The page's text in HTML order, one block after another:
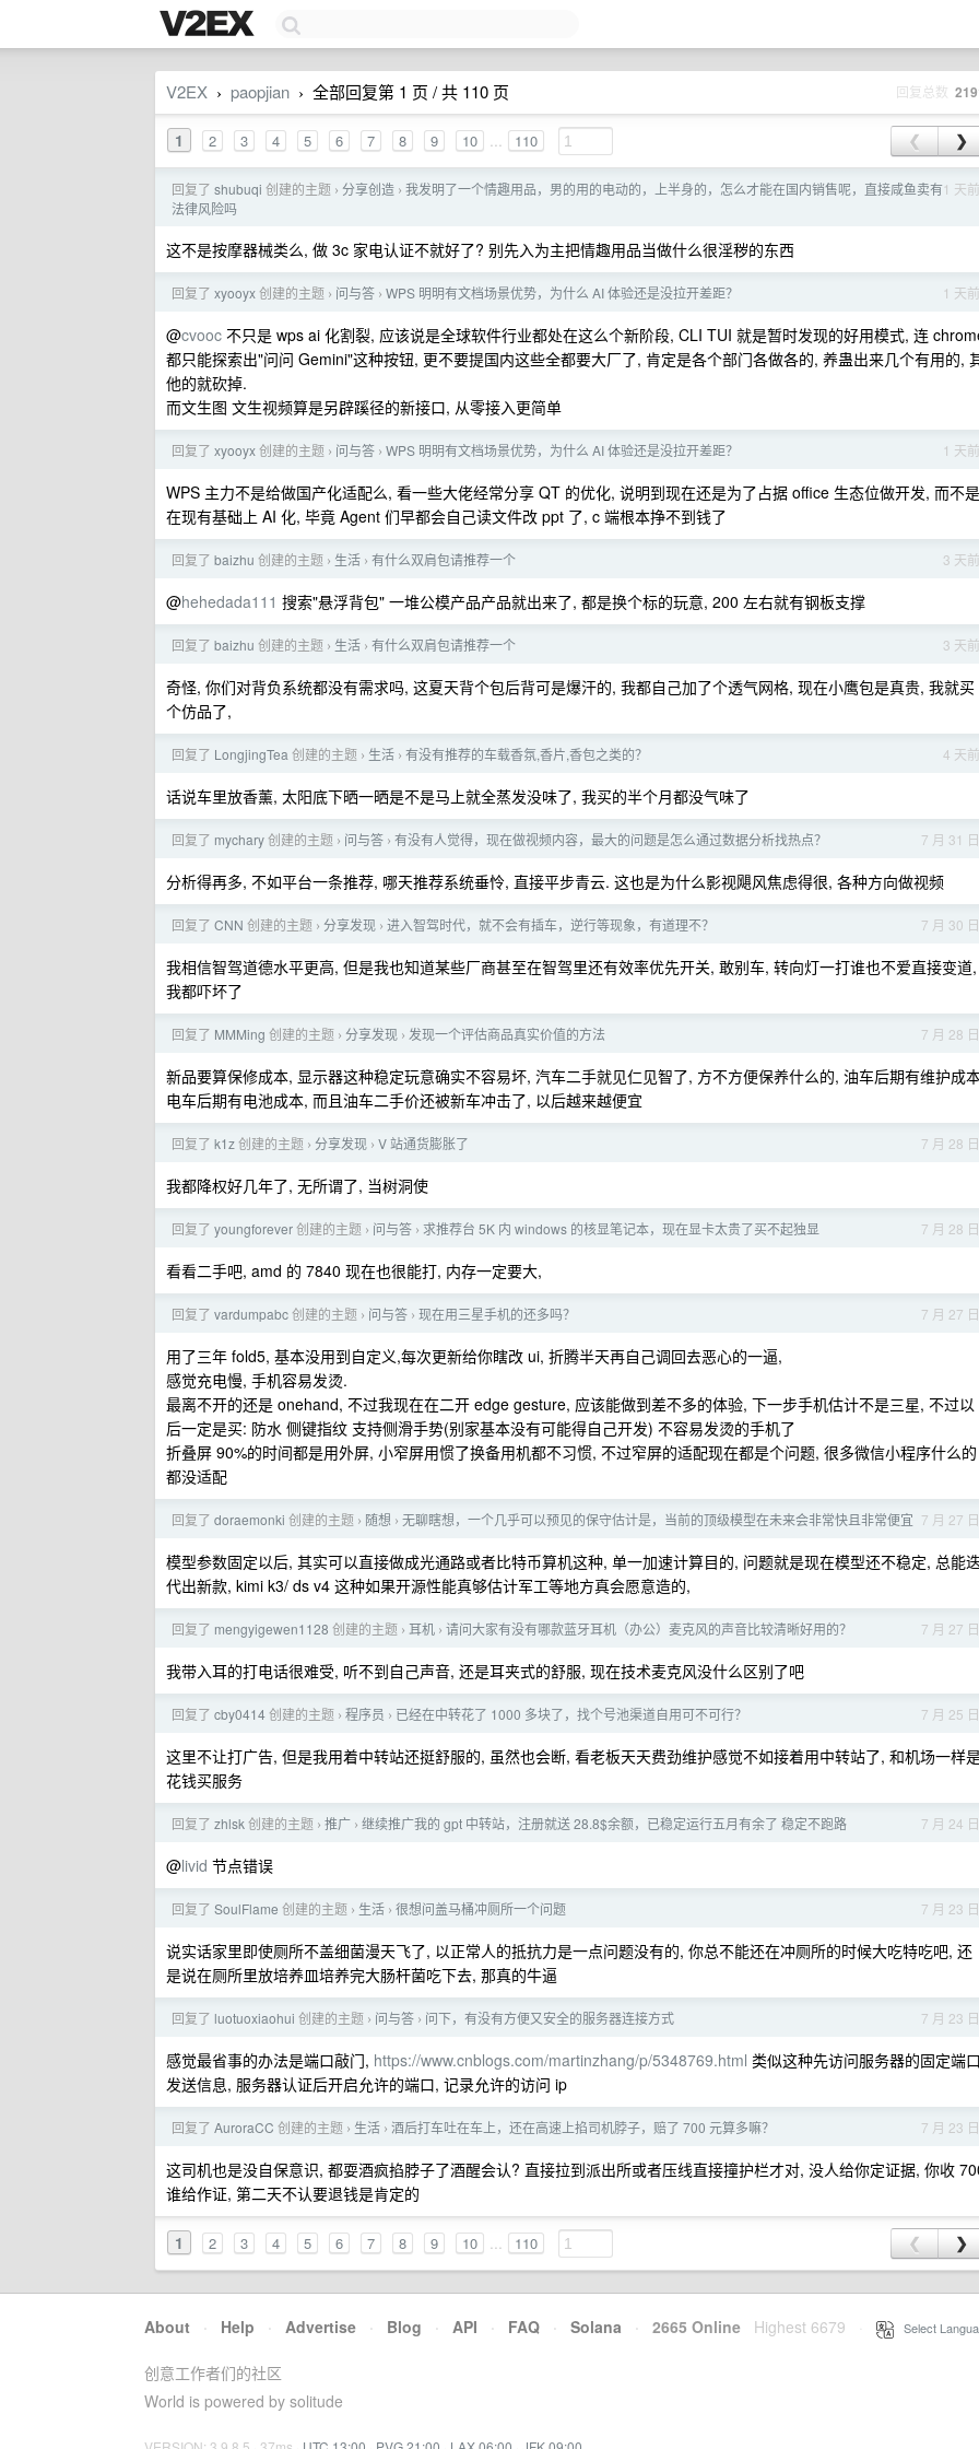
V2EX › paopjian › 全部回复第 1 页 / 共 110 页 回复总数
1 2 3 4 5 6 7 8 9 10 ... 110 ❮ ❯
1 天前
回复了 shubuqi 创建的主题 › 分享创造 › 我发明了一个情趣用品，男的用的电动的，上半身的，怎么才能在国内销售呢，直接咸鱼卖有
法律风险吗
这不是按摩器械类么, 做 3c 家电认证不就好了? 别先入为主把情趣用品当做什么很淫秽的东西
1 天前
回复了 xyooyx创建的主题 › 问与答 › WPS 明明有文档场景优势，为什么 AI 体验还是没拉开差距？
@cvooc 不只是 wps ai 化割裂, 应该说是全球软件行业都处在这么个新阶段, CLI TUI 就是暂时发现的好用模式, 连
都只能探索出"问问 Gemini"这种按钮, 更不要提国内这些全都要大厂了, 肯定是各个部门各做各的, 养蛊出来几个有用的,
他的就砍掉.
而文生图 文生视频算是另辟蹊径的新接口, 从零接入更简单
1 天前
回复了 xyooyx创建的主题 › 问与答 › WPS 明明有文档场景优势，为什么 AI 体验还是没拉开差距？
WPS 主力不是给做国产化适配么, 看一些大佬经常分享 QT 的优化, 说明到现在还是为了占据 office 生态位做开发, 而不是
在现有基础上 AI 化, 毕竟 Agent 们早都会自己读文件改 ppt 了, c 端根本挣不到钱了
3 天前
回复了 baizhu 创建的主题 › 生活 › 有什么双肩包请推荐一个
@hehedada111 搜索"悬浮背包" 一堆公模产品产品就出来了, 都是换个标的玩意, 200 左右就有钢板支撑
3 天前
回复了 baizhu 创建的主题 › 生活 › 有什么双肩包请推荐一个
奇怪, 你们对背负系统都没有需求吗, 这夏天背个包后背可是爆汗的, 我都自己加了个透气网格, 现在小鹰包是真贵, 我就买
个仿品了,
4 天前
回复了 LongjingTea 创建的主题 › 生活 › 有没有推荐的车载香氛,香片,香包之类的？
话说车里放香薰, 太阳底下晒一晒是不是马上就全蒸发没味了, 我买的半个月都没气味了
7 月 31 日
回复了 mychary创建的主题 › 问与答 › 有没有人觉得，现在做视频内容，最大的问题是怎么通过数据分析找热点？
分析得再多, 不如平台一条推荐, 哪天推荐系统垂怜, 直接平步青云. 这也是为什么影视飓风焦虑得很, 各种方向做视频
7 月 30 日
回复了 CNN 创建的主题 › 分享发现 › 进入智驾时代，就不会有插车，逆行等现象，有道理不？
我相信智驾道德水平更高, 但是我也知道某些厂商甚至在智驾里还有效率优先开关, 敢别车, 转向灯一打谁也不爱直接变道,
我都吓坏了
7 月 28 日
回复了 MMMing 创建的主题 › 分享发现 › 发现一个评估商品真实价值的方法
新品要算保修成本, 显示器这种稳定玩意确实不容易坏, 汽车二手就见仁见智了, 方不方便保养什么的, 油车后期有维护成
电车后期有电池成本, 而且油车二手价还被新车冲击了, 以后越来越便宜
7 月 28 日
回复了 k1z创建的主题 › 分享发现 › V 站通货膨胀了
我都降权好几年了, 无所谓了, 当树洞使
7 月 28 日
回复了 youngforever创建的主题 › 问与答 › 求推荐台 5K 内 windows 的核显笔记本，现在显卡太贵了买不起独显
看看二手吧, amd 的 7840 现在也很能打, 内存一定要大,
7 月 27 日
回复了 vardumpabc创建的主题 › 问与答 › 现在用三星手机的还多吗？
用了三年 fold5, 基本没用到自定义,每次更新给你瞎改 ui, 折腾半天再自己调回去恶心的一逼,
感觉充电慢, 手机容易发烫.
最离不开的还是 onehand, 不过我现在在二开 edge gesture, 应该能做到差不多的体验, 下一步手机估计不是三星, 不过以
后一定是买: 防水 侧键指纹 支持侧滑手势(别家基本没有可能得自己开发) 不容易发烫的手机了
折叠屏 90%的时间都是用外屏, 小窄屏用惯了换备用机都不习惯, 不过窄屏的适配现在都是个问题, 很多微信小程序什么的
都没适配
7 月 27 日
回复了 doraemonki 创建的主题 › 随想 › 无聊瞎想，一个几乎可以预见的保守估计是，当前的顶级模型在未来会非常快且非常便宜
模型参数固定以后, 其实可以直接做成光通路或者比特币算机这种, 单一加速计算目的, 问题就是现在模型还不稳定, 总能
代出新款, kimi k3/ ds v4 这种如果开源性能真够估计军工等地方真会愿意造的,
7 月 27 日
回复了 mengyigewen1128 创建的主题 › 耳机 › 请问大家有没有哪款蓝牙耳机（办公）麦克风的声音比较清晰好用的？
我带入耳的打电话很难受, 听不到自己声音, 还是耳夹式的舒服, 现在技术麦克风没什么区别了吧
7 月 25 日
回复了 cby0414创建的主题 › 程序员 › 已经在中转花了 1000 多块了，找个号池渠道自用可不可行？
这里不让打广告, 但是我用着中转站还挺舒服的, 虽然也会断, 看老板天天费劲维护感觉不如接着用中转站了, 和机场一样
花钱买服务
7 月 24 日
回复了 zhlsk创建的主题 › 推广 › 继续推广我的 gpt 中转站，注册就送 28.8$余额，已稳定运行五月有余了 稳定不跑路
@livid 节点错误
7 月 23 日
回复了 SoulFlame 创建的主题 › 生活 › 很想问盖马桶冲厕所一个问题
说实话家里即使厕所不盖细菌漫天飞了, 以正常人的抵抗力是一点问题没有的, 你总不能还在冲厕所的时候大吃特吃吧, 还
是说在厕所里放培养皿培养完大肠杆菌吃下去, 那真的牛逼
7 月 23 日
回复了 luotuoxiaohui 创建的主题 › 问与答 › 问下，有没有方便又安全的服务器连接方式
感觉最省事的办法是端口敲门, https://www.cnblogs.com/martinzhang/p/5348769.html 类似这种先访问服务器的固定端口
发送信息, 服务器认证后开启允许的端口, 记录允许的访问 ip
7 月 23 日
回复了 AuroraCC 创建的主题 › 生活 › 酒后打车吐在车上，还在高速上掐司机脖子，赔了 700 元算多嘛？
这司机也是没自保意识, 都耍酒疯掐脖子了酒醒会认? 直接拉到派出所或者压线直接撞护栏才对, 没人给你定证据, 你收
谁给作证, 第二天不认要退钱是肯定的
1 2 3 4 5 6 7 8 9 10 ... 110 ❮ ❯
About · Help · Advertise · Blog · API · FAQ · Solana · 2665 Online Highest 6679 Select
创意工作者们的社区
World is powered by solitude